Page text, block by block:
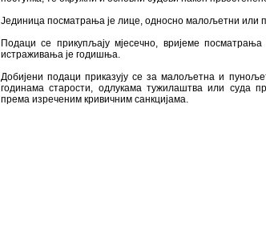
Јединица посматрања је лице, односно малољетни или
Подаци се прикупљају мјесечно, вријеме
истраживања је годишња.
Добијени подаци приказују се за малољетна и
годинама старости, одлукама тужилаштва или суда
према изреченим кривичним санкцијама.